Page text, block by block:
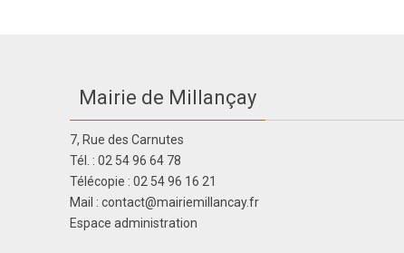
Mairie de Millançay
7, Rue des Carnutes
Tél. : 02 54 96 64 78
Télécopie : 02 54 96 16 21
Mail : contact@mairiemillancay.fr
Espace administration